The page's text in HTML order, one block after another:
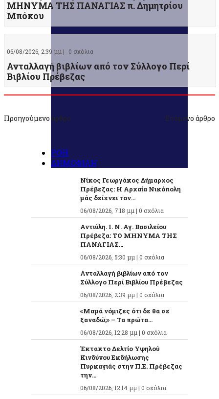
ΜΗΝΥΜΑ ΤΗΣ ΠΑΝΑΓΙΑΣ π. Δημητρίου
Μπόκου
06/08/2026, 2:39 μμ | 0 σχόλια
Ανταλλαγή βιβλίων από τον Σύλλογο Περί
Βιβλίου Πρέβεζας
Προηγούμενο άρθρο Επόμενο άρθρο
ΡΟΗ
ΔΗΜΟΦΙΛΗ
Νίκος Γεωργάκος Δήμαρχος
Πρέβεζας: Η Αρχαία Νικόπολη
μάς δείχνει τον...
06/08/2026, 7:18 μμ | 0 σχόλια
Αντιύλη. Ι. Ν. Αγ. Βασιλείου
Πρέβεζα: ΤΟ ΜΗΝΥΜΑ ΤΗΣ
ΠΑΝΑΓΙΑΣ...
06/08/2026, 5:30 μμ | 0 σχόλια
Ανταλλαγή βιβλίων από τον
Σύλλογο Περί Βιβλίου Πρέβεζας
06/08/2026, 2:39 μμ | 0 σχόλια
«Μαμά νόμιζες ότι δε θα σε
ξαναδώ;» – Τα πρώτα...
06/08/2026, 12:28 μμ | 0 σχόλια
Έκτακτο Δελτίο Υψηλού
Κινδύνου Εκδήλωσης
Πυρκαγιάς στην Π.Ε. Πρέβεζας
την...
06/08/2026, 12:14 μμ | 0 σχόλια